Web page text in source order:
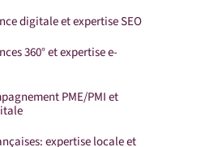
digitale et expertise SEO
360° et expertise e-
PME/PMI et
expertise locale et